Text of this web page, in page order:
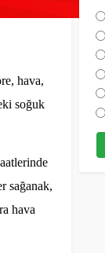
hava,
soğuk
sağanak,
hava